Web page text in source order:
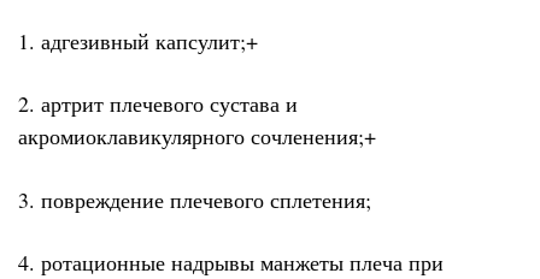
1. адгезивный капсулит;+
2. артрит плечевого сустава и
акромиоклавикулярного сочленения;+
3. повреждение плечевого сплетения;
4. ротационные надрывы манжеты плеча при